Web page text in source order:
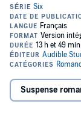
foudroyer."
Un coup de pouce
"À ceux qui
Besoin d'un
Suspense